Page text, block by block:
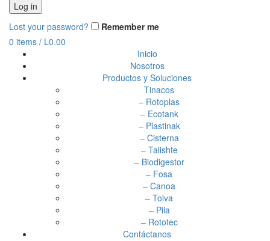
Log in
Lost your password?
Remember me
0 items / L0.00
Inicio
Nosotros
Productos y Soluciones
Tinacos
– Rotoplas
– Ecotank
– Plastinak
– Cisterna
– Talishte
– Biodigestor
– Fosa
– Canoa
– Tolva
– Pila
– Rototec
Contáctanos